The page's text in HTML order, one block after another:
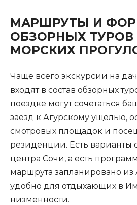
МАРШРУТЫ И
ОБЗОРНЫХ ТУРОВ
МОРСКИХ
Чаще всего экскурсии на
входят в состав обзорных
поездке могут сочетаться
заезд к Агурскому ущелью,
смотровых площадок и
резиденции. Есть варианты
центра Сочи, а есть
маршрута запланировано из
удобно для отдыхающих в
низменности.